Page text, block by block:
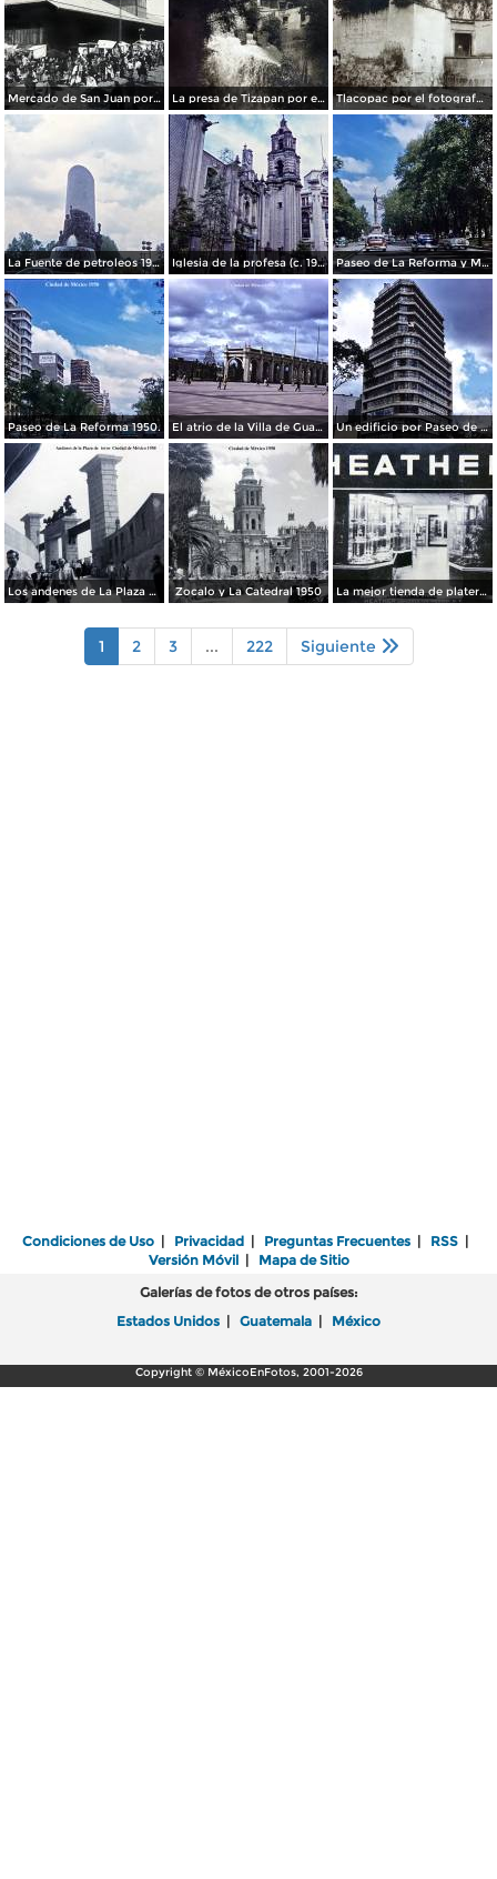
Mercado de San Juan por el fotografo Felix Miret La presa de Tizapan por el fotografo Fernando Kososky. ( Circulada el 22 de Diembre de 1910 ). Tlacopac por el fotografo Hugo Brehme.
La Fuente de petroleos 1950. Iglesia de la profesa (c. 1950) Paseo de La Reforma y Mto a La Independencia 1950
Paseo de La Reforma 1950. El atrio de la Villa de Guadalupe 1950. Un edificio por Paseo de La Reforma 1950
Los andenes de La Plaza de toros Ciudad de México 1950 Zocalo y La Catedral 1950 La mejor tienda de plateria.
1 2 3 ... 222 Siguiente
Condiciones de Uso | Privacidad | Preguntas Frecuentes | RSS |
Versión Móvil| Mapa de Sitio
Galerías de fotos de otros países:
Estados Unidos | Guatemala | México
Copyright © MéxicoEnFotos, 2001-2026